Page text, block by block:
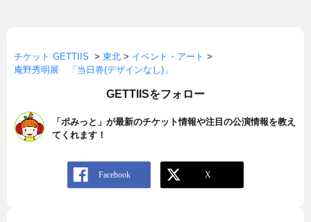
チケット GETTIIS > 東北 > イベント・アート >
庵野秀明展 「当日券(デザインなし)」
GETTIISをフォロー
「ポみっと」が最新のチケット情報や注目の公演情報を教え
てくれます！